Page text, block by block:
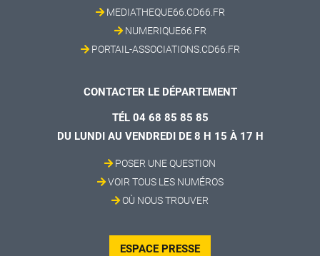
MEDIATHEQUE66.CD66.FR
NUMERIQUE66.FR
PORTAIL-ASSOCIATIONS.CD66.FR
CONTACTER LE DÉPARTEMENT
TÉL 04 68 85 85 85
DU LUNDI AU VENDREDI DE 8 H 15 À 17 H
POSER UNE QUESTION
VOIR TOUS LES NUMÉROS
OÙ NOUS TROUVER
ESPACE PRESSE